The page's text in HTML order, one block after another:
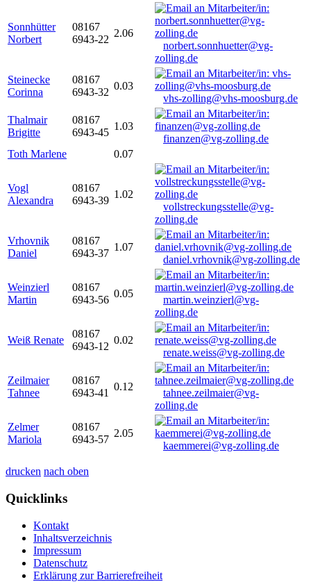
Sonnhütter
Norbert
08167
6943-22
2.06
norbert.sonnhuetter@vg-
zolling.de
Steinecke
Corinna
08167
6943-32
0.03
vhs-zolling@vhs-moosburg.de
Thalmair
Brigitte
08167
6943-45
1.03
finanzen@vg-zolling.de
Toth Marlene
0.07
Vogl
Alexandra
08167
6943-39
1.02
vollstreckungsstelle@vg-
zolling.de
Vrhovnik
Daniel
08167
6943-37
1.07
daniel.vrhovnik@vg-zolling.de
Weinzierl
Martin
08167
6943-56
0.05
martin.weinzierl@vg-
zolling.de
Weiß Renate
08167
6943-12
0.02
renate.weiss@vg-zolling.de
Zeilmaier
Tahnee
08167
6943-41
0.12
tahnee.zeilmaier@vg-
zolling.de
Zelmer
Mariola
08167
6943-57
2.05
kaemmerei@vg-zolling.de
drucken nach oben
Quicklinks
Kontakt
Inhaltsverzeichnis
Impressum
Datenschutz
Erklärung zur Barrierefreiheit